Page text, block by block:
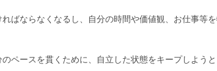
ばならなくなるし、自分の時間や価値観、お仕事等
ペースを貫くために、自立した状態をキープしようと